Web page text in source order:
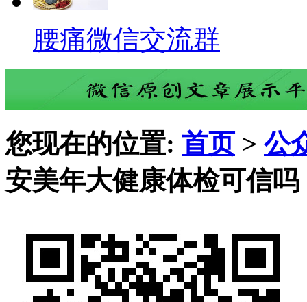
腰痛微信交流群
您现在的位置: 首页 > 公
安美年大健康体检可信吗